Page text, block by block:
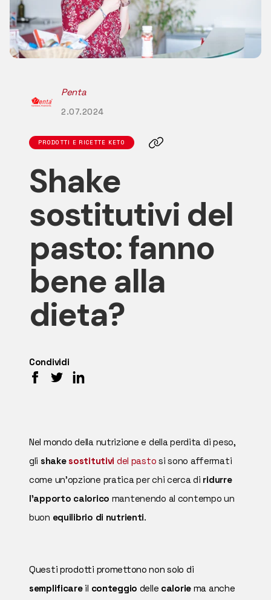
TUTTI GLI ARTICOLI
Penta
2.07.2024
PRODOTTI E RICETTE KETO
Shake
sostitutivi del
pasto: fanno
bene alla
dieta?
Condividi
Nel mondo della nutrizione e della perdita di peso,
gli shakesostitutivi del pasto si sono affermati
come un'opzione pratica per chi cerca di ridurre
l'apporto calorico mantenendo al contempo un
buon equilibrio di nutrienti.
Questi prodotti promettono non solo di
semplificareil conteggio delle calorie ma anche